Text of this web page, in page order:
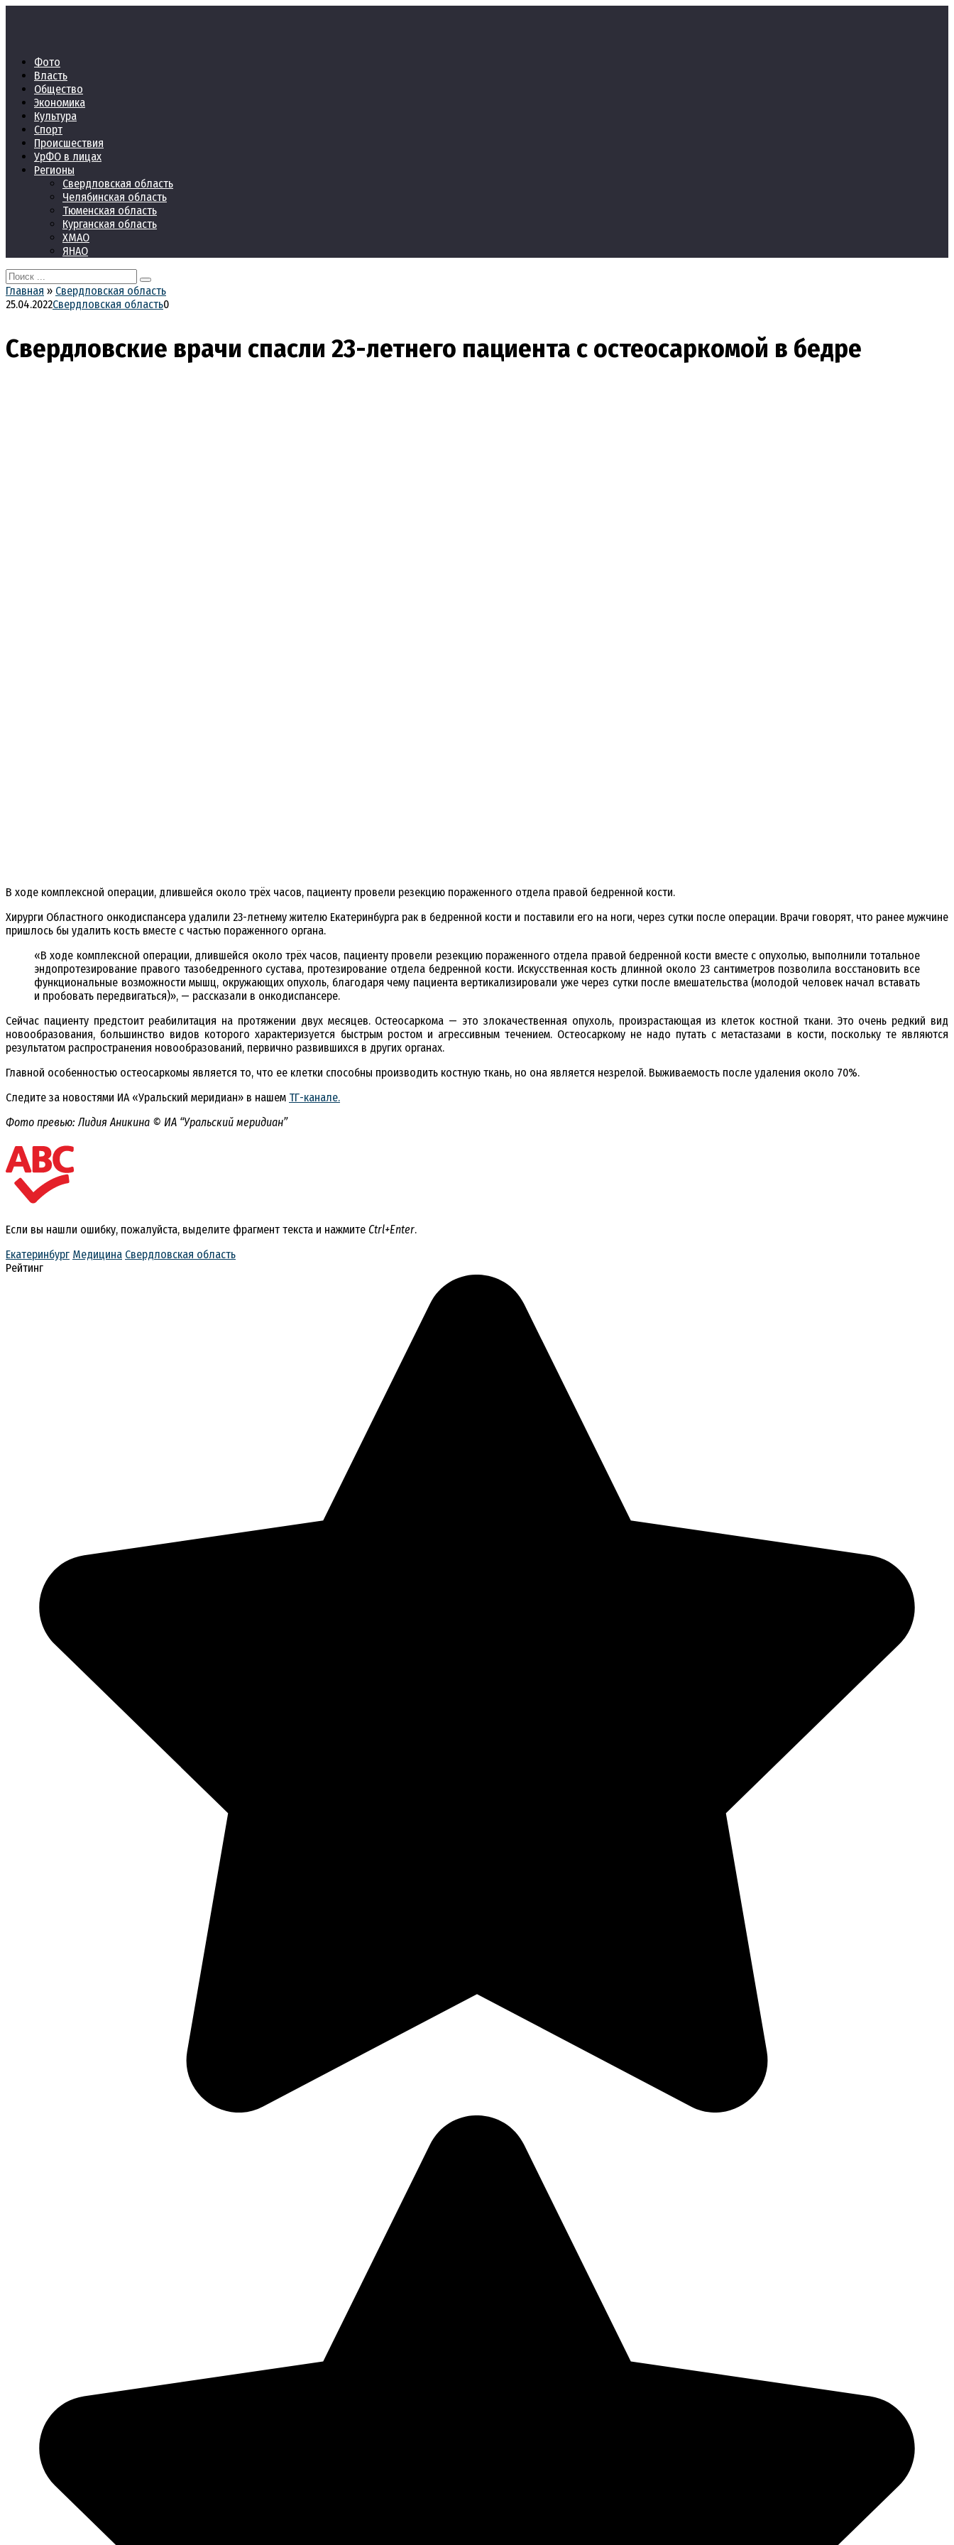
Фото
Власть
Общество
Экономика
Культура
Спорт
Происшествия
УрФО в лицах
Регионы
Свердловская область
Челябинская область
Тюменская область
Курганская область
ХМАО
ЯНАО
Search
for:
Главная » Свердловская область
25.04.2022Свердловская область0
Свердловские врачи спасли 23-летнего пациента с остеосаркомой в бедре
В ходе комплексной операции, длившейся около трёх часов, пациенту провели резекцию пораженного отдела правой бедренной кости.
Хирурги Областного онкодиспансера удалили 23-летнему жителю Екатеринбурга рак в бедренной кости и поставили его на ноги, через сутки после операции. Врачи говорят, что ранее мужчине
пришлось бы удалить кость вместе с частью пораженного органа.
«В ходе комплексной операции, длившейся около трёх часов, пациенту провели резекцию пораженного отдела правой бедренной кости вместе с опухолью, выполнили тотальное
эндопротезирование правого тазобедренного сустава, протезирование отдела бедренной кости. Искусственная кость длинной около 23 сантиметров позволила восстановить все
функциональные возможности мышц, окружающих опухоль, благодаря чему пациента вертикализировали уже через сутки после вмешательства (молодой человек начал вставать
и пробовать передвигаться)», — рассказали в онкодиспансере.
Сейчас пациенту предстоит реабилитация на протяжении двух месяцев. Остеосаркома — это злокачественная опухоль, произрастающая из клеток костной ткани. Это очень редкий вид
новообразования, большинство видов которого характеризуется быстрым ростом и агрессивным течением. Остеосаркому не надо путать с метастазами в кости, поскольку те являются
результатом распространения новообразований, первично развившихся в других органах.
Главной особенностью остеосаркомы является то, что ее клетки способны производить костную ткань, но она является незрелой. Выживаемость после удаления около 70%.
Следите за новостями ИА «Уральский меридиан» в нашем ТГ-канале.
Фото превью: Лидия Аникина © ИА “Уральский меридиан”
Если вы нашли ошибку, пожалуйста, выделите фрагмент текста и нажмите Ctrl+Enter.
Екатеринбург Медицина Свердловская область
Рейтинг